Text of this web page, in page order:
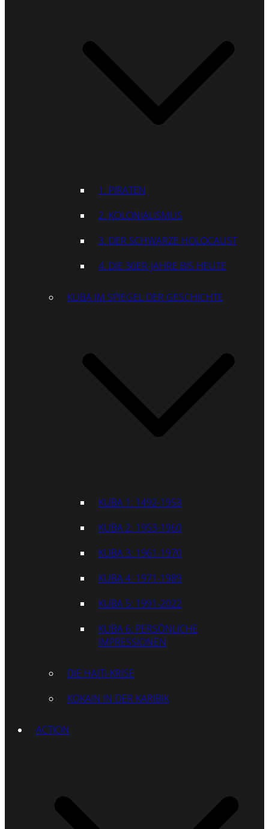
1. PIRATEN
2. KOLONIALISMUS
3. DER SCHWARZE HOLOCAUST
4. DIE 30ER-JAHRE BIS HEUTE
KUBA IM SPIEGEL DER GESCHICHTE
KUBA 1: 1492-1953
KUBA 2: 1953-1960
KUBA 3: 1961-1970
KUBA 4: 1971-1989
KUBA 5: 1991-2022
KUBA 6: PERSÖNLICHE
IMPRESSIONEN
DIE HAITI-KRISE
KOKAIN IN DER KARIBIK
ACTION